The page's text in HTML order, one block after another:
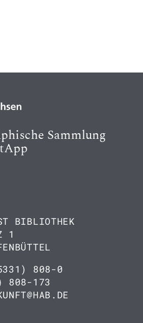
Sammlung
BIBLIOTHEK
1
808-0
808-173